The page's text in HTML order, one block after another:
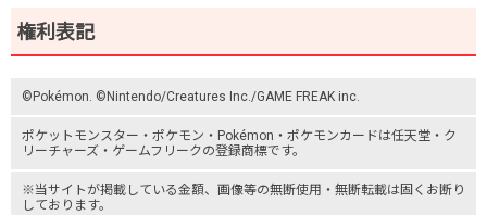
権利表記
©Pokémon. ©Nintendo/Creatures Inc./GAME FREAK inc.
ポケットモンスター ・ポケモン・Pokémon・ ポケモンカードは任天堂・ ク
リーチャーズ ・ ゲームフリークの登録商標です。
※当サイトが掲載している金額、画像等の無断使用・無断転載は固くお断り
しております。